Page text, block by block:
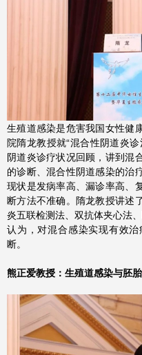
生殖道感染是危害我国女性健
院隋龙教授就“混合性阴道炎
阴道炎诊疗状况回顾，讲到混
的诊断、混合性阴道感染的治
现状是发病率高、漏诊率高、
断方法不准确。隋龙教授讲述
炎五联检测法、双抗体夹心法
认为，对混合感染实现有效
断。
熊正爱教授：生殖道感染与胚